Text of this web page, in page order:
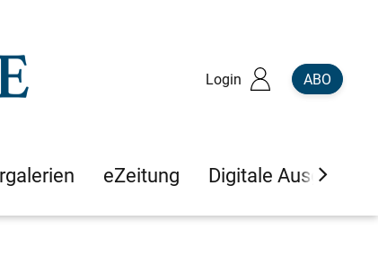
Login ABO
eZeitung Digitale Ausgaben